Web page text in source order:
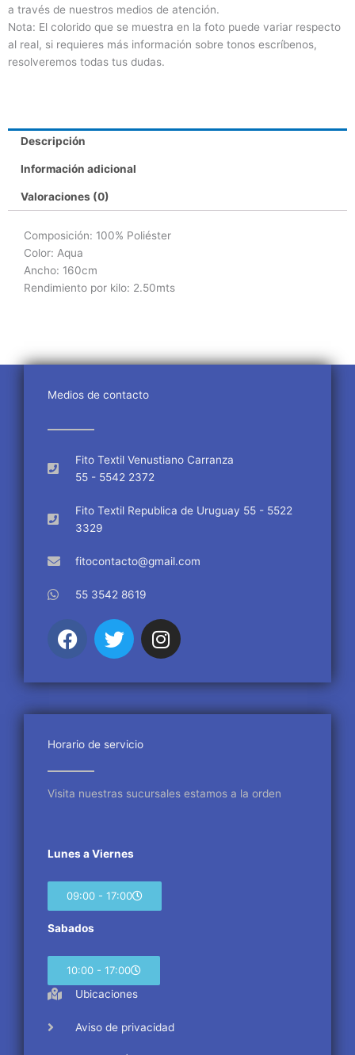
a través de nuestros medios de atención.
Nota: El colorido que se muestra en la foto puede variar respecto
al real, si requieres más información sobre tonos escríbenos,
resolveremos todas tus dudas.
Descripción
Información adicional
Valoraciones (0)
Composición: 100% Poliéster
Color: Aqua
Ancho: 160cm
Rendimiento por kilo: 2.50mts
Medios de contacto
Fito Textil Venustiano Carranza
55 - 5542 2372
Fito Textil Republica de Uruguay 55 - 5522
3329
fitocontacto@gmail.com
55 3542 8619
F
a
e
b
o
k
T
w
t
t
r
I
n
t
a
m
Horario de servicio
Visita nuestras sucursales estamos a la orden
Lunes a Viernes
09:00 - 17:00
Sabados
10:00 - 17:00
Ubicaciones
Aviso de privacidad